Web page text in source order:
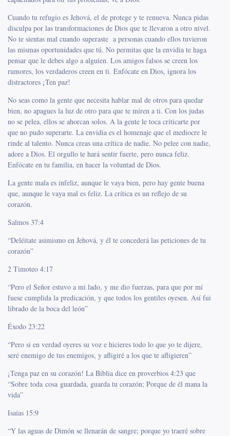
Cuando tu refugio es Jehová, el de protege y te renueva. Nunca pidas
disculpa por las transformaciones de Dios que te llevaron a otro nivel.
No te sientas mal cuando superaste a personas cuando ellos tuvieron
las mismas oportunidades que tú. No permitas que la envidia te haga
pensar que le debes algo a alguien. Los amigos falsos se creen los
rumores, los verdaderos creen en ti. Enfócate en Dios, ignora los
distractores ¡Ten paz!
No seas como la gente que necesita hablar mal de otros para quedar
bien, no apagues la luz de otro para que te miren a ti. Con los judas
no se pelea, ellos se ahorcan solos. A la gente le toca criticarte por
que no pudo superarte. La envidia es el homenaje que el mediocre le
rinde al talento. Nunca creas una crítica de nadie. No pelee con nadie,
adore a Dios. El orgullo te hará sentir fuerte, pero nunca feliz.
Enfócate en tu familia, en hacer la voluntad de Dios.
La gente mala es infeliz, aunque le vaya bien, pero hay gente buena
que, aunque le vaya mal es feliz. La crítica es un reflejo de su
corazón.
Salmos 37:4
“Deléitate asimismo en Jehová, y él te concederá las peticiones de tu
corazón”
2 Timoteo 4:17
“Pero el Señor estuvo a mi lado, y me dio fuerzas, para que por mí
fuese cumplida la predicación, y que todos los gentiles oyesen. Así fui
librado de la boca del león”
Éxodo 23:22
“Pero si en verdad oyeres su voz e hicieres todo lo que yo te dijere,
seré enemigo de tus enemigos, y afligiré a los que te afligieren”
¡Tenga paz en su corazón! La Biblia dice en proverbios 4:23 que
“Sobre toda cosa guardada, guarda tu corazón; Porque de él mana la
vida”
Isaías 15:9
“Y las aguas de Dimón se llenarán de sangre; porque yo traeré sobre